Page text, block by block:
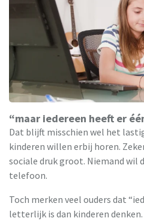
“maar iedereen heeft er
Dat blijft misschien wel het
kinderen willen erbij horen.
sociale druk groot. Niemand wil
telefoon.
Toch merken veel ouders dat
letterlijk is dan kinderen